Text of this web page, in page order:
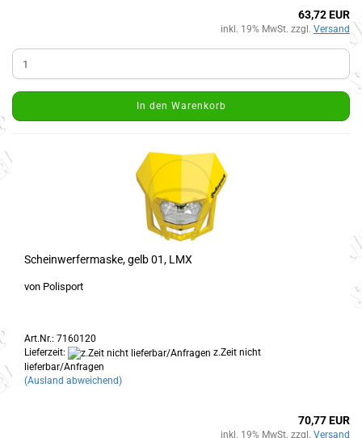
63,72 EUR
inkl. 19% MwSt. zzgl. Versand
In den Warenkorb
Scheinwerfermaske, gelb 01, LMX
von Polisport
Art.Nr.: 7160120
Lieferzeit:
z.Zeit nicht
lieferbar/Anfragen
(Ausland abweichend)
70,77 EUR
inkl. 19% MwSt. zzgl. Versand